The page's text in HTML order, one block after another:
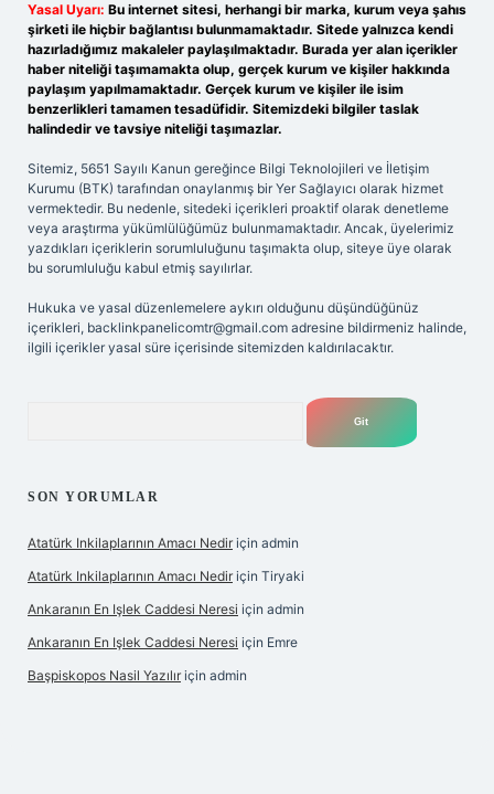
Yasal Uyarı: Bu internet sitesi, herhangi bir marka, kurum veya şahıs
şirketi ile hiçbir bağlantısı bulunmamaktadır. Sitede yalnızca kendi
hazırladığımız makaleler paylaşılmaktadır. Burada yer alan içerikler
haber niteliği taşımamakta olup, gerçek kurum ve kişiler hakkında
paylaşım yapılmamaktadır. Gerçek kurum ve kişiler ile isim
benzerlikleri tamamen tesadüfidir. Sitemizdeki bilgiler taslak
halindedir ve tavsiye niteliği taşımazlar.
Sitemiz, 5651 Sayılı Kanun gereğince Bilgi Teknolojileri ve İletişim
Kurumu (BTK) tarafından onaylanmış bir Yer Sağlayıcı olarak hizmet
vermektedir. Bu nedenle, sitedeki içerikleri proaktif olarak denetleme
veya araştırma yükümlülüğümüz bulunmamaktadır. Ancak, üyelerimiz
yazdıkları içeriklerin sorumluluğunu taşımakta olup, siteye üye olarak
bu sorumluluğu kabul etmiş sayılırlar.
Hukuka ve yasal düzenlemelere aykırı olduğunu düşündüğünüz
içerikleri, backlinkpanelicomtr@gmail.com adresine bildirmeniz halinde,
ilgili içerikler yasal süre içerisinde sitemizden kaldırılacaktır.
SON YORUMLAR
Atatürk Inkilaplarının Amacı Nedir için admin
Atatürk Inkilaplarının Amacı Nedir için Tiryaki
Ankaranın En Işlek Caddesi Neresi için admin
Ankaranın En Işlek Caddesi Neresi için Emre
Başpiskopos Nasil Yazılır için admin